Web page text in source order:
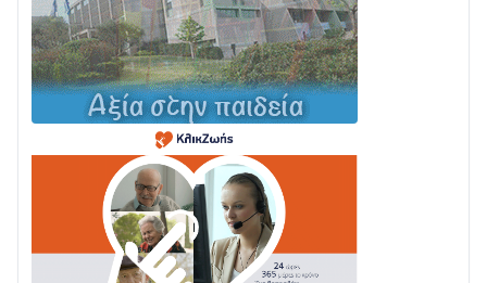
Σε φουλ ρυθμούς το τμήμα Βόνιτσα – Άγιος Νικόλαος
| Αυτοψία Καββαδά
03/08 • 11:11
Με Αρχιερατική Λαμπρότητα η Πανήγυρη της
Μεταμορφώσεως του Σωτήρος στο Γολέμι
Ενισχύεται η Πολιτική Προστασία στο Δήμο Αγρινίου
με δύο νέα υδροφόρα οχήματα
02/08 • 18:26
Διαβάστε την «Ναυπακτία» που κυκλοφορεί